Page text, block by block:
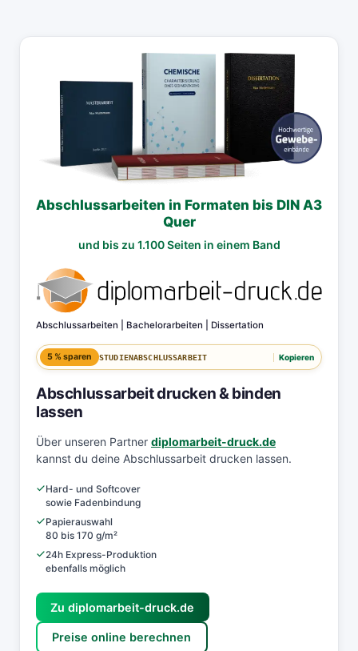
diplomarbeit-druck.de
Abschlussarbeiten | Bachelorarbeiten | Dissertation
5 % sparen STUDIENABSCHLUSSARBEIT Kopieren
Abschlussarbeit drucken & binden
lassen
Über unseren Partner diplomarbeit-druck.de
kannst du deine Abschlussarbeit drucken lassen.
Hard- und Softcover
sowie Fadenbindung
Papierauswahl
80 bis 170 g/m²
24h Express-Produktion
ebenfalls möglich
Zu diplomarbeit-druck.de
Preise online berechnen
Abschlussarbeiten in Formaten bis DIN A3
Quer
und bis zu 1.100 Seiten in einem Band